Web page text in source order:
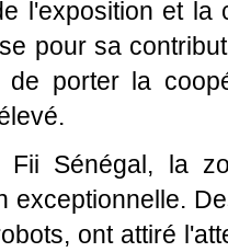
l'exposition et
pour sa
de porter la
Fii Sénégal, la
exceptionnelle.
ont attiré